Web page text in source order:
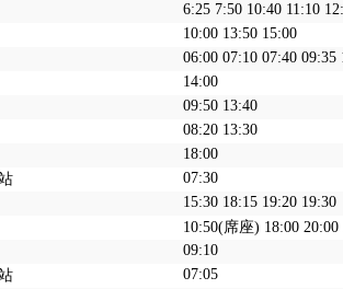
6:25 7:50 10:40 11:10
10:00 13:50 15:00
06:00 07:10 07:40 09:35
14:00
09:50 13:40
08:20 13:30
18:00
07:30
15:30 18:15 19:20 19:30
10:50(席座) 18:00 20:00
09:10
07:05